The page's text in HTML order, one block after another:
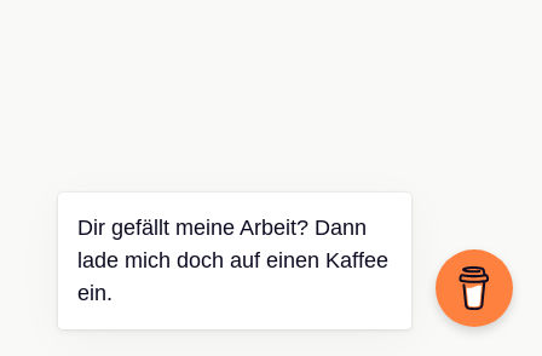
Dir gefällt meine Arbeit? Dann
lade mich doch auf einen Kaffee
ein.